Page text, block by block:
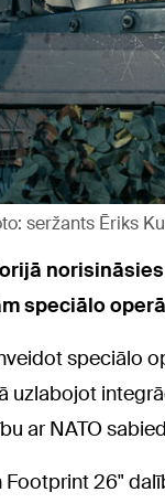
seržants Ēriks
speciālo
speciālo
uzlabojot
ar NATO
Footprint 26"